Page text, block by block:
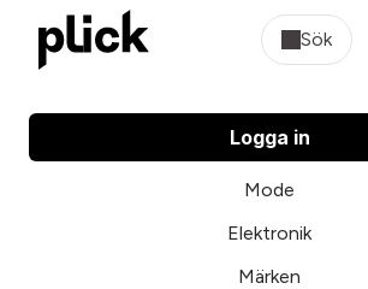
Sök
Logga in
Mode
Elektronik
Märken